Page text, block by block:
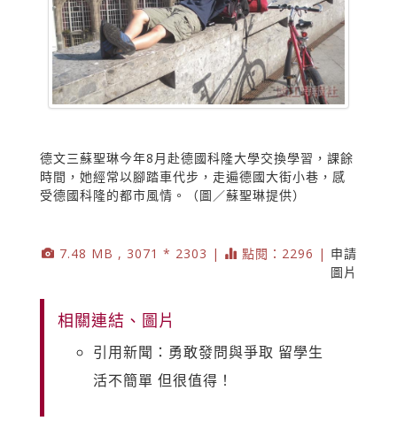
德文三蘇聖琳今年8月赴德國科隆大學交換學習，課餘
時間，她經常以腳踏車代步，走遍德國大街小巷，感
受德國科隆的都市風情。（圖／蘇聖琳提供）
7.48 MB , 3071 * 2303 | 點閱：2296 | 申請
圖片
相關連結、圖片
引用新聞：勇敢發問與爭取 留學生
活不簡單 但很值得！